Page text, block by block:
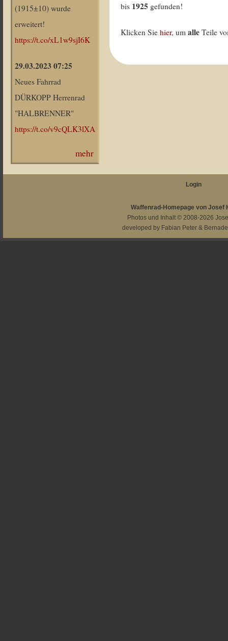
(1915±10) wurde
erweitert!
https://t.co/xL1w9sjI6K
29.03.2023 07:25
Neues Fahrrad
DÜRKOPP Herrenrad
"HALBRENNER"
https://t.co/v9cQLK3lXA
mehr
bis 1925 gefunden!
Klicken Siehier, umalle Teile
Login
Waffenrad-Homepage von Josef
Photos und Inhalt © 2008-2026
developed by Fabian Peter &